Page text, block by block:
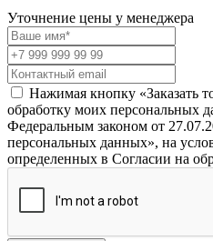
Уточнение цены у менеджера
Нажимая кнопку «Заказать
обработку моих персональных
Федеральным законом от
персональных данных», на
определенных в Согласии на